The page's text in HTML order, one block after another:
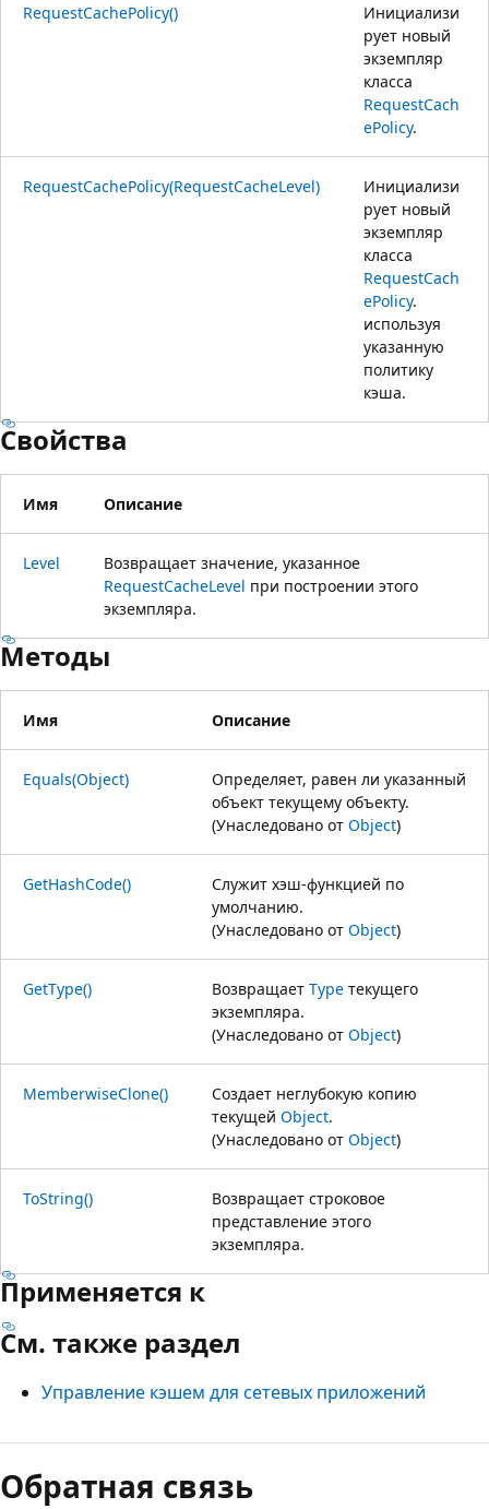
RequestCachePolicy()
Инициализи
рует новый
экземпляр
класса
RequestCach
ePolicy.
RequestCachePolicy(RequestCacheLevel)
Инициализи
рует новый
экземпляр
класса
RequestCach
ePolicy.
используя
указанную
политику
кэша.
Свойства
Имя Описание
Level
Возвращает значение, указанное
RequestCacheLevel при построении этого
экземпляра.
Методы
Имя Описание
Equals(Object)
Определяет, равен ли указанный
объект текущему объекту.
(Унаследовано от Object)
GetHashCode()
Служит хэш-функцией по
умолчанию.
(Унаследовано от Object)
GetType() Возвращает Type текущего
экземпляра.
(Унаследовано от Object)
MemberwiseClone()
Создает неглубокую копию
текущей Object.
(Унаследовано от Object)
ToString()
Возвращает строковое
представление этого
экземпляра.
Применяется к
См. также раздел
Управление кэшем для сетевых приложений
Режим
чтения
выключен
Обратная связь